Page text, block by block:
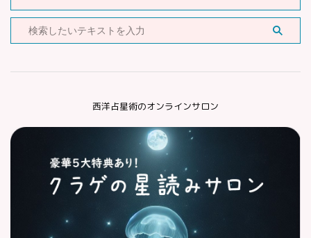
西洋占星術のオンラインサロン